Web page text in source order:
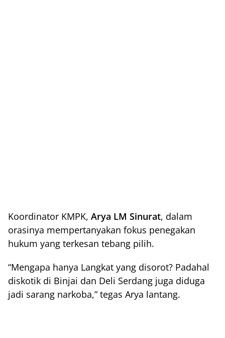
Koordinator KMPK, Arya LM Sinurat, dalam
orasinya mempertanyakan fokus penegakan
hukum yang terkesan tebang pilih.
“Mengapa hanya Langkat yang disorot? Padahal
diskotik di Binjai dan Deli Serdang juga diduga
jadi sarang narkoba,” tegas Arya lantang.